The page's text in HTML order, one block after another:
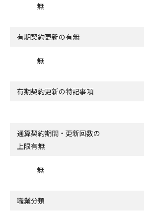
無
有期契約更新の有無
無
有期契約更新の特記事項
通算契約期間・更新回数の
上限有無
無
職業分類